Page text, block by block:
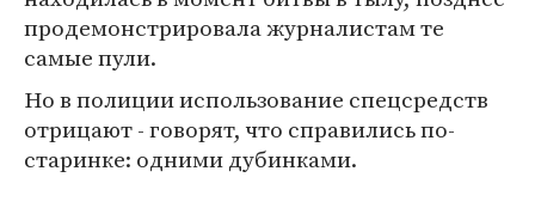
продемонстрировала журналистам те
самые пули.
Но в полиции использование спецсредств
отрицают - говорят, что справились по-
старинке: одними дубинками.